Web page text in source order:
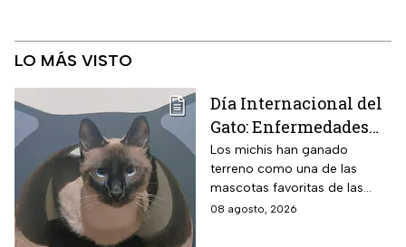
LO MÁS VISTO
Día Internacional del
Gato: Enfermedades
más comunes y cómo
cuidar a estos felinos
Los michis han ganado
terreno como una de las
mascotas favoritas de las
familias mexicanas y hoy 8 de
08 agosto, 2026